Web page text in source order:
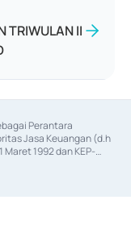
TRIWULAN II
Perantara
Jasa Keuangan (d.h
Maret 1992 dan KEP-
Penjamin Emisi
Nomor KEP-
Nomor S-